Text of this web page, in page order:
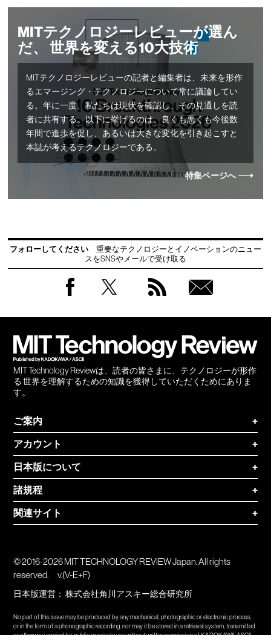
MITテクノロジーレビューが選ん
だ、 世界を変える10大技術
MITテクノロジーレビューの記者と編集者は、未来を形作
るエマージング・テクノロジーについて常に議論してい
る。年に一度、私たちは現状を確認し、その見通しを読
者に共有する。以下に挙げるのは、良くも悪くも今後数
年間で進歩を促し、あるいは大きな変化を引き起こすと
本誌が考えるテクノロジーである。
特集ページへ
フォローしてください
重要なテクノロジーとイノベーションのニュー
スをSNSやメールで受け取る
MIT Technology Reviewは、読者の皆さまに、テクノロジーが形作
る 世界を理解するための知識を獲得していただくためにありま
す。
ご案内
+
アカウント
+
日本版について
+
諸規程
+
関連サイト
+
© 2016-2026 MIT TECHNOLOGY REVIEW Japan. All rights
reserved.
v.(V-E+F)
日本版運営：株式会社角川アスキー総合研究所
No part of this issue may be produced by any mechanical, photographic or electronic process,
or in the form of a phonographic recording, nor may it be stored in a retrieval system, transmitted